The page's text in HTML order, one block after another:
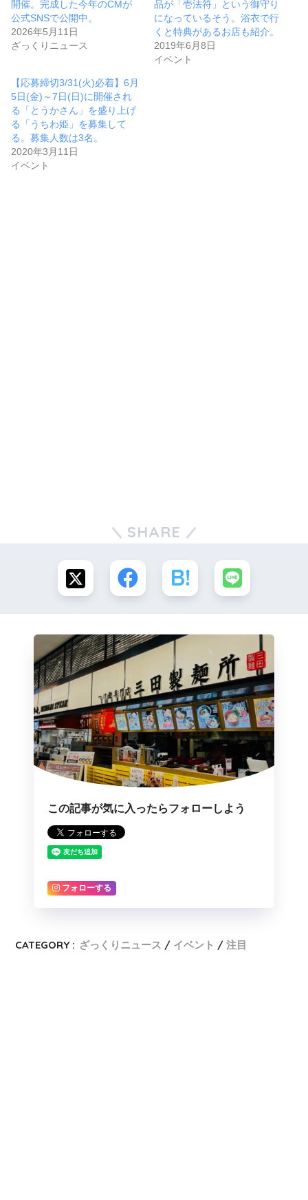
開催。完成した今年のCMが
公式SNSで公開中。
2026年5月11日
ざっくりニュース
品が「壱法符」という御守り
になっているそう。浴衣で行
くと特典があるお店も紹介。
2019年6月8日
イベント
【応募締切3/31(火)必着】6月
5日(金)～7日(日)に開催され
る「とうかさん」を盛り上げ
る「うちわ姫」を募集して
る。募集人数は3名。
2020年3月11日
イベント
SHARE
この記事が気に入ったらフォローしよう
フォローする
CATEGORY : ざっくりニュース イベント 注目